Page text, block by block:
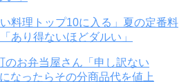
料理トップ10に入る」夏の定番料
あり得ないほどダルい」